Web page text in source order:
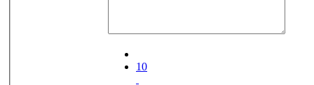
10